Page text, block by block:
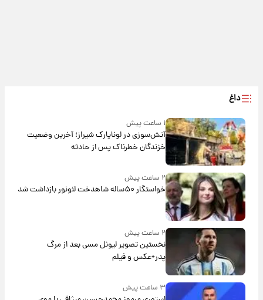
داغ
۱ ساعت پیش
آتش‌سوزی در لوناپارک شیراز؛ آخرین وضعیت
خزندگان خطرناک پس از حادثه
۲ ساعت پیش
خواستگار ۵۰ساله شاهدخت لئونور بازداشت شد
۲ ساعت پیش
نخستین تصویر لیونل مسی بعد از مرگ
پدر+عکس و فیلم
۳ ساعت پیش